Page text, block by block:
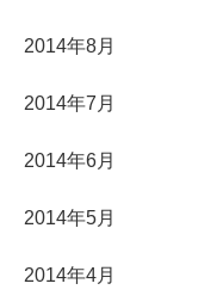
2014年8月
2014年7月
2014年6月
2014年5月
2014年4月